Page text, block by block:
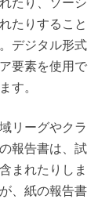
たりすること
デジタル形式
要素を使用で
す。
リーグやクラ
報告書は、試
まれたりしま
、紙の報告書